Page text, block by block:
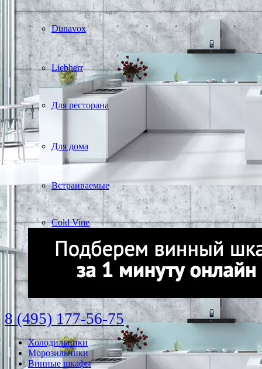
Dunavox
Liebherr
Для ресторана
Для дома
Встраиваемые
Cold Vine
8 (495) 177-56-75
Холодильники
Морозильники
Винные шкафы